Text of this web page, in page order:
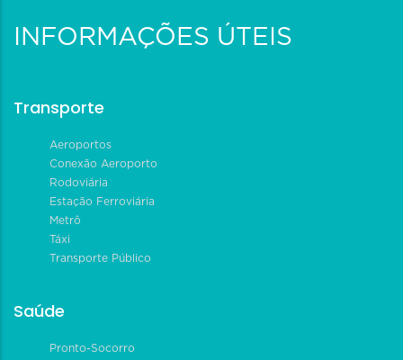
INFORMAÇÕES ÚTEIS
Transporte
Aeroportos
Conexão Aeroporto
Rodoviária
Estação Ferroviária
Metrô
Táxi
Transporte Público
Saúde
Pronto-Socorro